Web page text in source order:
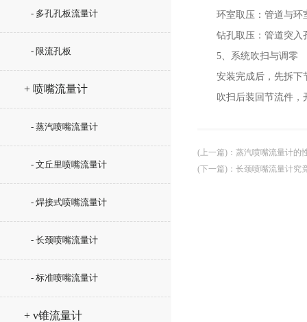
- 多孔孔板流量计
- 限流孔板
+ 喷嘴流量计
- 蒸汽喷嘴流量计
- 文丘里喷嘴流量计
- 焊接式喷嘴流量计
- 长颈喷嘴流量计
- 标准喷嘴流量计
+ v锥流量计
环室取压：管道与环
钻孔取压：管道突入
5、系统吹扫与调零
安装完成后，先拆下节
吹扫后装回节流件，开
(上一篇) ： 蒸汽喷嘴流量计的
(下一篇) ： 长颈喷嘴流量计究